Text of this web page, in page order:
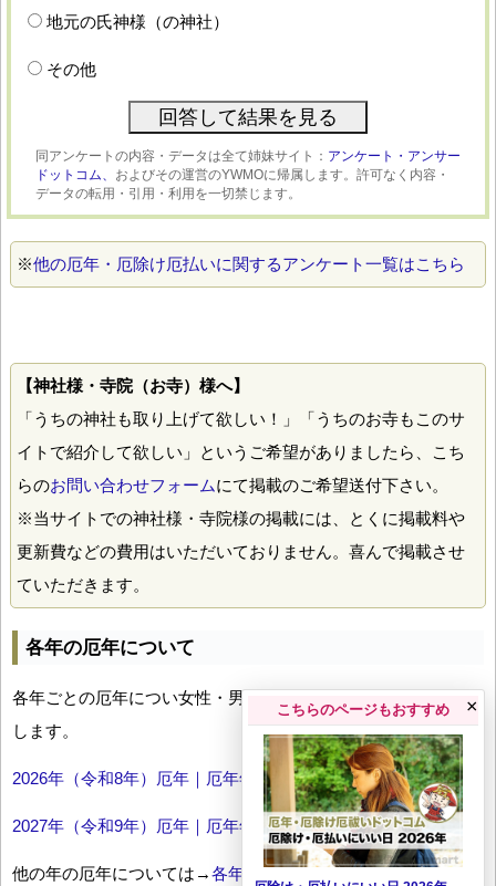
地元の氏神様（の神社）
その他
同アンケートの内容・データは全て姉妹サイト： アンケート・アンサー
ドットコム、 およびその運営のYWMOに帰属します。許可なく内容・
データの転用・引用・利用を一切禁じます。
※他の厄年・厄除け厄払いに関するアンケート一覧はこちら
【神社様・寺院（お寺）様へ】
「うちの神社も取り上げて欲しい！」「うちのお寺もこのサ
イトで紹介して欲しい」というご希望がありましたら、こち
らのお問い合わせフォームにて掲載のご希望送付下さい。
※当サイトでの神社様・寺院様の掲載には、とくに掲載料や
更新費などの費用はいただいておりません。喜んで掲載させ
ていただきます。
各年の厄年について
各年ごとの厄年につい女性・男性の年齢早見表とともにお伝え
します。
2026年（令和8年）厄年｜厄年年齢早見表
2027年（令和9年）厄年｜厄年年齢早見表
他の年の厄年については→各年厄年一覧
こちらのページもおすすめ ×